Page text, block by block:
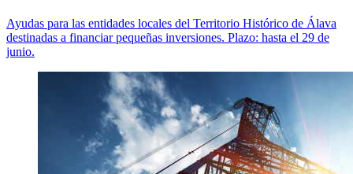
Ayudas para las entidades locales del Territorio Histórico de Álava
destinadas a financiar pequeñas inversiones. Plazo: hasta el 29 de
junio.